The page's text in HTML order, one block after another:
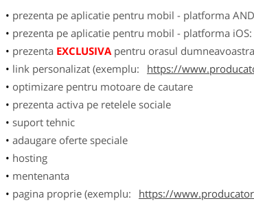
prezenta pe aplicatie pentru mobil - platforma
prezenta pe aplicatie pentru mobil - platforma iOS:
prezenta EXCLUSIVApentru orasul
link personalizat (exemplu:
https://
optimizare pentru motoare de cautare
prezenta activa pe retelele sociale
suport tehnic
adaugare oferte speciale
hosting
mentenanta
pagina proprie (exemplu:
https://